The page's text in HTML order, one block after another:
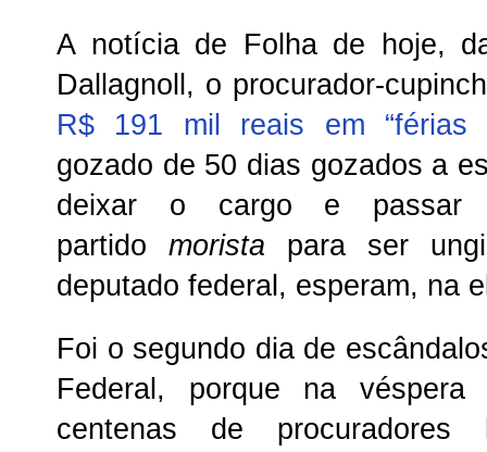
A notícia de Folha de hoje,
Dallagnoll, o procurador-
R$ 191 mil reais em “férias
gozado de 50 dias gozados a
deixar o cargo e passar
partido morista para ser
deputado federal, esperam, na
Foi o segundo dia de
Federal, porque na
centenas de procuradores